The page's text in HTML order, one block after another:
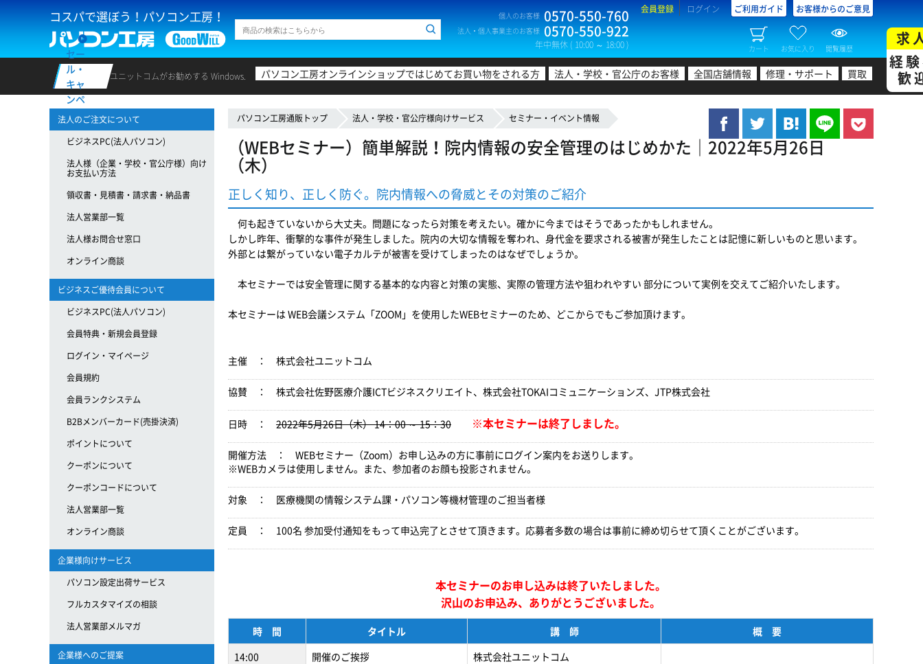
コスパで選ぼう！パソコン工房！ 個人のお客様 0570-550-760
法人・個人事業主のお客様 0570-550-922
年中無休 ( 10:00 ～ 18:00 )
会員登録 ログイン ご利用ガイド お客様からのご意見
カート お気に入り 閲覧履歴
セー
ル・
キャ
ンペ
ーン
ユニットコムがお勧めする Windows. パソコン工房オンラインショップではじめてお買い物をされる方 法人・学校・官公庁のお客様 全国店舗情報 修理・サポート 買取
求
経
歓
パソコン工房通販トップ 法人・学校・官公庁様向けサービス セミナー・イベント情報
（WEBセミナー）簡単解説！院内情報の安全管理のはじめかた｜2022年5月26日
（木）
正しく知り、正しく防ぐ。院内情報への脅威とその対策のご紹介
何も起きていないから大丈夫。問題になったら対策を考えたい。確かに今まではそうであったかもしれません。
しかし昨年、衝撃的な事件が発生しました。院内の大切な情報を奪われ、身代金を要求される被害が発生したことは記憶に新しいものと思います。
外部とは繋がっていない電子カルテが被害を受けてしまったのはなぜでしょうか。
本セミナーでは安全管理に関する基本的な内容と対策の実態、実際の管理方法や狙われやすい 部分について実例を交えてご紹介いたします。
本セミナーは WEB会議システム「ZOOM」を使用したWEBセミナーのため、どこからでもご参加頂けます。
主催 ： 株式会社ユニットコム
協賛 ： 株式会社佐野医療介護ICTビジネスクリエイト、株式会社TOKAIコミュニケーションズ、JTP株式会社
日時 ： 2022年5月26日（木） 14：00 ～ 15：30 ※本セミナーは終了しました。
開催方法 ： WEBセミナー（Zoom）お申し込みの方に事前にログイン案内をお送りします。
※WEBカメラは使用しません。また、参加者のお顔も投影されません。
対象 ： 医療機関の情報システム課・パソコン等機材管理のご担当者様
定員 ： 100名 参加受付通知をもって申込完了とさせて頂きます。応募者多数の場合は事前に締め切らせて頂くことがございます。
本セミナーのお申し込みは終了いたしました。
沢山のお申込み、ありがとうございました。
時 間 タイトル 講 師
概 要
14:00
開催のご挨拶 株式会社ユニットコム
法人のご注文について
ビジネスPC(法人パソコン)
法人様（企業・学校・官公庁様）向け
お支払い方法
領収書・見積書・請求書・納品書
法人営業部一覧
法人様お問合せ窓口
オンライン商談
ビジネスご優待会員について
ビジネスPC(法人パソコン)
会員特典・新規会員登録
ログイン・マイページ
会員規約
会員ランクシステム
B2Bメンバーカード(売掛決済)
ポイントについて
クーポンについて
クーポンコードについて
法人営業部一覧
オンライン商談
企業様向けサービス
パソコン設定出荷サービス
フルカスタマイズの相談
法人営業部メルマガ
企業様へのご提案